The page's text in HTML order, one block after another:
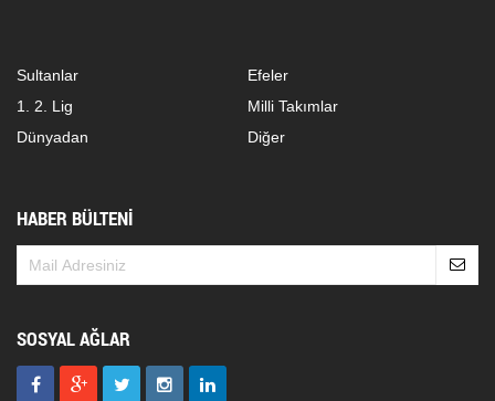
Sultanlar
Efeler
1. 2. Lig
Milli Takımlar
Dünyadan
Diğer
HABER BÜLTENİ
SOSYAL AĞLAR